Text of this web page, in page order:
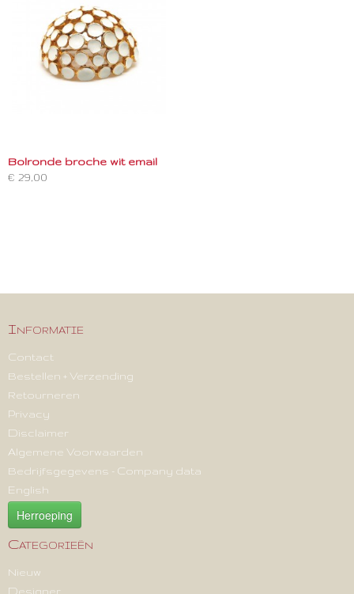
Bolronde broche wit email
€ 29,00
Informatie
Contact
Bestellen + Verzending
Retourneren
Privacy
Disclaimer
Algemene Voorwaarden
Bedrijfsgegevens - Company data
English
Herroeping
Categorieën
Nieuw
Designer